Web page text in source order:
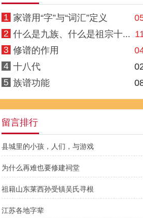
1 家谱用“字”与“词汇”定义
2 什么是九族、什么是祖宗十...
3 修谱的作用
4 十八代
5 族谱功能
留言排行
县城里的小孩，人们，与游戏
为什么再难也要修建祠堂
祖籍山东莱西孙受镇吴氏寻根
江苏各地字辈